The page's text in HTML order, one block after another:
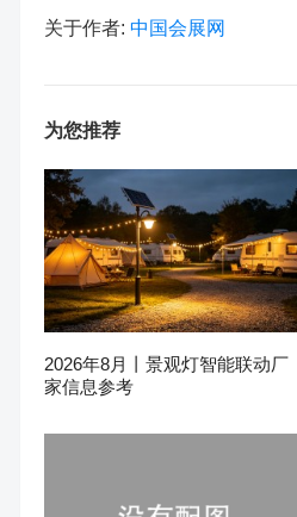
关于作者: 中国会展网
为您推荐
2026年8月丨景观灯智能联动厂
家信息参考